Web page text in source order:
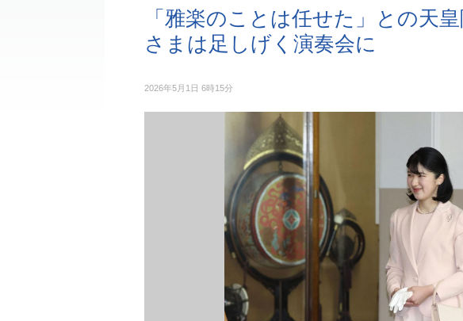
「雅楽のことは任せた」との天
さまは足しげく演奏会に
2026年5月1日 6時15分